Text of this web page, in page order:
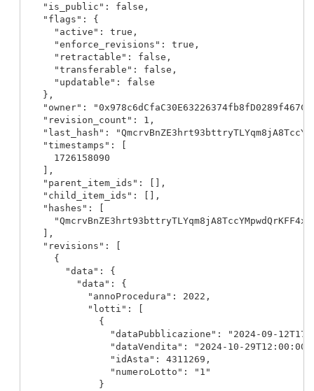
    "is_public": false,
    "flags": {
      "active": true,
      "enforce_revisions": true,
      "retractable": false,
      "transferable": false,
      "updatable": false
    },
"owner":
    "revision_count": 1,
"last_hash":
    "timestamps": [
      1726158090
    ],
    "parent_item_ids": [],
    "child_item_ids": [],
    "hashes": [
    ],
    "revisions": [
      {
        "data": {
          "data": {
            "annoProcedura": 2022,
            "lotti": [
              {
"dataPubblicazione": "2024-09-
"dataVendita": "2024-10-
                "idAsta": 4311269,
                "numeroLotto": "1"
              }